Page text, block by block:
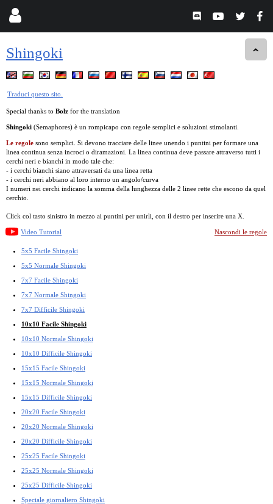
Shingoki
Traduci questo sito.
Special thanks to Bolz for the translation
Shingoki (Semaphores) è un rompicapo con regole semplici e soluzioni stimolanti.
Le regole sono semplici. Si devono tracciare delle linee unendo i puntini per formare una
linea continua senza incroci o diramazioni. La linea continua deve passare attraverso tutti i
cerchi neri e bianchi in modo tale che:
- i cerchi bianchi siano attraversati da una linea retta
- i cerchi neri abbiano al loro interno un angolo/curva
I numeri nei cerchi indicano la somma della lunghezza delle 2 linee rette che escono da quel
cerchio.
Click col tasto sinistro in mezzo ai puntini per unirli, con il destro per inserire una X.
Video Tutorial Nascondi le regole
5x5 Facile Shingoki
5x5 Normale Shingoki
7x7 Facile Shingoki
7x7 Normale Shingoki
7x7 Difficile Shingoki
10x10 Facile Shingoki
10x10 Normale Shingoki
10x10 Difficile Shingoki
15x15 Facile Shingoki
15x15 Normale Shingoki
15x15 Difficile Shingoki
20x20 Facile Shingoki
20x20 Normale Shingoki
20x20 Difficile Shingoki
25x25 Facile Shingoki
25x25 Normale Shingoki
25x25 Difficile Shingoki
Speciale giornaliero Shingoki